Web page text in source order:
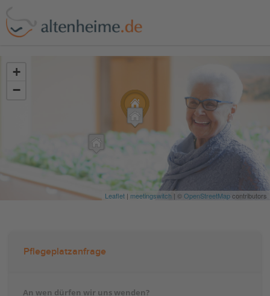
+
−
Leaflet | meetingswitch | ©OpenStreetMapcontributors
Pflegeplatzanfrage
An wen dürfen wir uns wenden?